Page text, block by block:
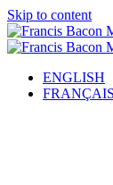
Skip to content
ENGLISH
FRANÇAIS